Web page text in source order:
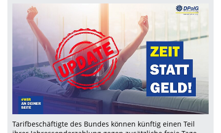
Tarifbeschäftigte des Bundes können künftig einen Teil